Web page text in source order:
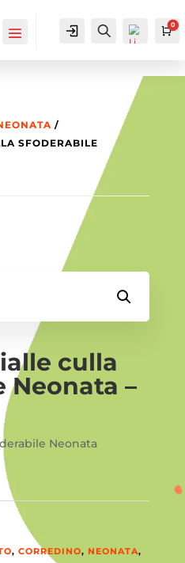
IL MIO
ACCOUNT
ACCOUNT
Cerca...
a
dei
0
/
SFODERABILE
culla
Neonata –
Neonata
, CORREDINO, NEONATA,